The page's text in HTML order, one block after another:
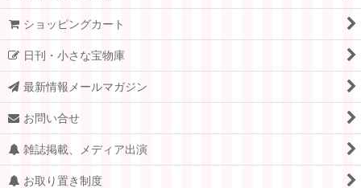
ショッピングカート
日刊・小さな宝物庫
最新情報メールマガジン
お問い合せ
雑誌掲載、メディア出演
お取り置き制度